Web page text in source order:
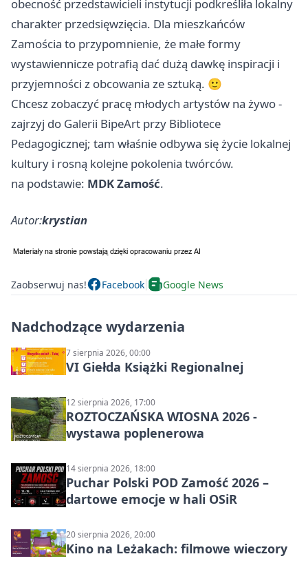
obecność przedstawicieli instytucji podkreśliła lokalny
charakter przedsięwzięcia. Dla mieszkańców
Zamościa to przypomnienie, że małe formy
wystawiennicze potrafią dać dużą dawkę inspiracji i
przyjemności z obcowania ze sztuką. 🙂
Chcesz zobaczyć pracę młodych artystów na żywo -
zajrzyj do Galerii BipeArt przy Bibliotece
Pedagogicznej; tam właśnie odbywa się życie lokalnej
kultury i rosną kolejne pokolenia twórców.
na podstawie: MDK Zamość.
Autor:krystian
Zaobserwuj nas! Facebook Google News
Nadchodzące wydarzenia
7 sierpnia 2026, 00:00
VI Giełda Książki Regionalnej
12 sierpnia 2026, 17:00
ROZTOCZAŃSKA WIOSNA 2026 -
wystawa poplenerowa
14 sierpnia 2026, 18:00
Puchar Polski POD Zamość 2026 –
dartowe emocje w hali OSiR
20 sierpnia 2026, 20:00
Kino na Leżakach: filmowe wieczory